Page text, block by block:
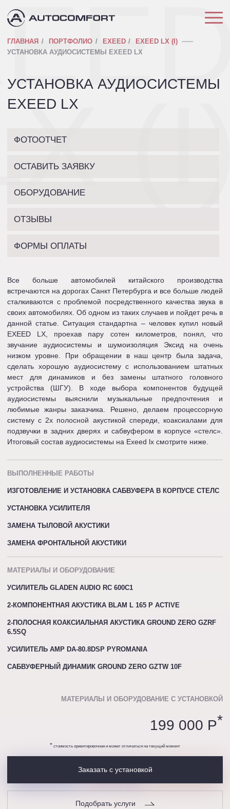
ГЛАВНАЯ ПОРТФОЛИО EXEED
EXEED LX (I)
УСТАНОВКА АУДИОСИСТЕМЫ EXEED LX
УСТАНОВКА АУДИОСИСТЕМЫ
EXEED LX
ФОТООТЧЕТ
ОСТАВИТЬ ЗАЯВКУ
ОБОРУДОВАНИЕ
ОТЗЫВЫ
ФОРМЫ ОПЛАТЫ
Все больше автомобилей китайского производства
встречаются на дорогах Санкт Петербурга и все больше людей
сталкиваются с проблемой посредственного качества звука в
своих автомобилях. Об одном из таких случаев и пойдет речь в
данной статье. Ситуация стандартна – человек купил новый
EXEED LX, проехав пару сотен километров, понял, что
звучание аудиосистемы и шумоизоляция Эксид на очень
низком уровне. При обращении в наш центр была задача,
сделать хорошую аудиосистему с использованием штатных
мест для динамиков и без замены штатного головного
устройства (ШГУ). В ходе выбора компонентов будущей
аудиосистемы выяснили музыкальные предпочтения и
любимые жанры заказчика. Решено, делаем процессорную
систему с 2х полосной акустикой спереди, коаксиалами для
подзвучки в задних дверях и сабвуфером в корпусе «стелс».
Итоговый состав аудиосистемы на Exeed lx смотрите ниже.
ВЫПОЛНЕННЫЕ РАБОТЫ
ИЗГОТОВЛЕНИЕ И УСТАНОВКА САБВУФЕРА В КОРПУСЕ СТЕЛС
УСТАНОВКА УСИЛИТЕЛЯ
ЗАМЕНА ТЫЛОВОЙ АКУСТИКИ
ЗАМЕНА ФРОНТАЛЬНОЙ АКУСТИКИ
МАТЕРИАЛЫ И ОБОРУДОВАНИЕ
УСИЛИТЕЛЬ GLADEN AUDIO RC 600C1
2-КОМПОНЕНТНАЯ АКУСТИКА BLAM L 165 P ACTIVE
2-ПОЛОСНАЯ КОАКСИАЛЬНАЯ АКУСТИКА GROUND ZERO GZRF
6.5SQ
УСИЛИТЕЛЬ AMP DA-80.8DSP PYROMANIA
САБВУФЕРНЫЙ ДИНАМИК GROUND ZERO GZTW 10F
МАТЕРИАЛЫ И ОБОРУДОВАНИЕ С УСТАНОВКОЙ
199 000 P*
* стоимость ориентировочная и может отличаться на текущий момент
Заказать с установкой
Подобрать услуги